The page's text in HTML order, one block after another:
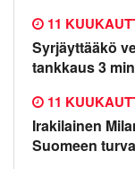
Syrjäyttääkö
tankkaus 3
11
Irakilainen
Suomeen
11